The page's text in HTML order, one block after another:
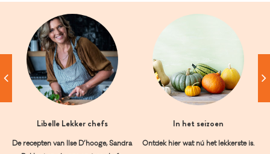
Libelle Lekker chefs
De recepten van Ilse D’hooge, Sandra
In het seizoen
Ontdek hier wat nú het lekkerste is.